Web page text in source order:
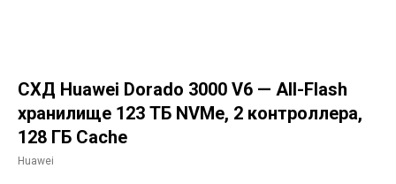
СХД Huawei Dorado 3000 V6 — All-Flash
хранилище 123 ТБ NVMe, 2 контроллера,
128 ГБ Cache
Huawei